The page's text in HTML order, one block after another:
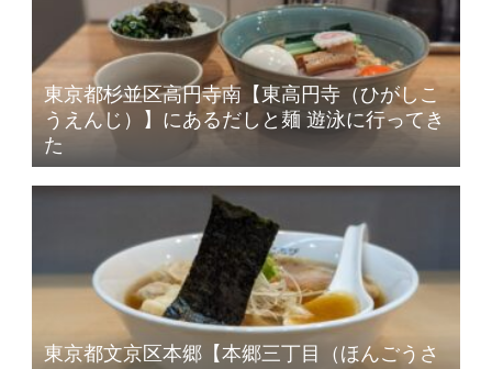
東京都杉並区高円寺南【東高円寺（ひがしこ
うえんじ）】にあるだしと麺 遊泳に行ってき
た
東京都文京区本郷【本郷三丁目（ほんごうさ